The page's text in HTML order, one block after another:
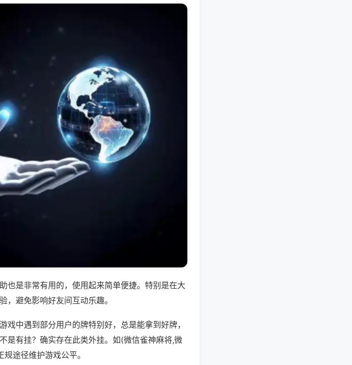
也是非常有用的，使用起来简单便捷。特别是在大
，避免影响好友间互动乐趣。
中遇到部分用户的牌特别好，总是能拿到好牌，
是有挂？确实存在此类外挂。如(微信雀神麻将,微
途径维护游戏公平。